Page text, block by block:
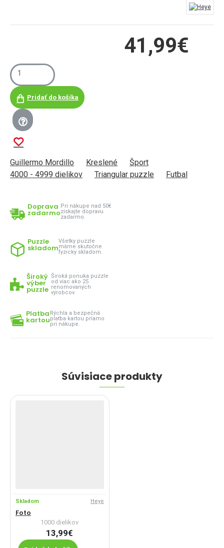
41,99€
Pridať do košíka
Guillermo Mordillo Kreslené
Šport
4000 - 4999 dielikov
Triangular puzzle Futbal
Doprava
zadarmo
Pri nákupe nad 50€
získajte dopravu
zadarmo.
Puzzle
skladom
Všetky puzzle
máme skutočne
fyzicky skladom.
Široký
výber
puzzle
Široká ponuka puzzle
od viac ako 25
renomovaných
výrobcov.
Platba
kartou
Rýchla a bezpečná
platba kartou priamo
pri nákupe.
Súvisiace produkty
Skladom Heye
Foto
1000 dielikov
13,99€